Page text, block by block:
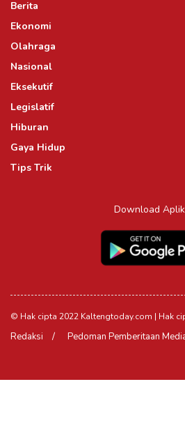
Berita
Ekonomi
Olahraga
Nasional
Eksekutif
Legislatif
Hiburan
Gaya Hidup
Tips Trik
Download
© Hak cipta 2022 Kaltengtoday.com | Hak
Redaksi Pedoman Pemberitaan